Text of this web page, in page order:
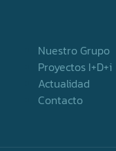
Nuestro Grupo
Proyectos I+D+i
Actualidad
Contacto